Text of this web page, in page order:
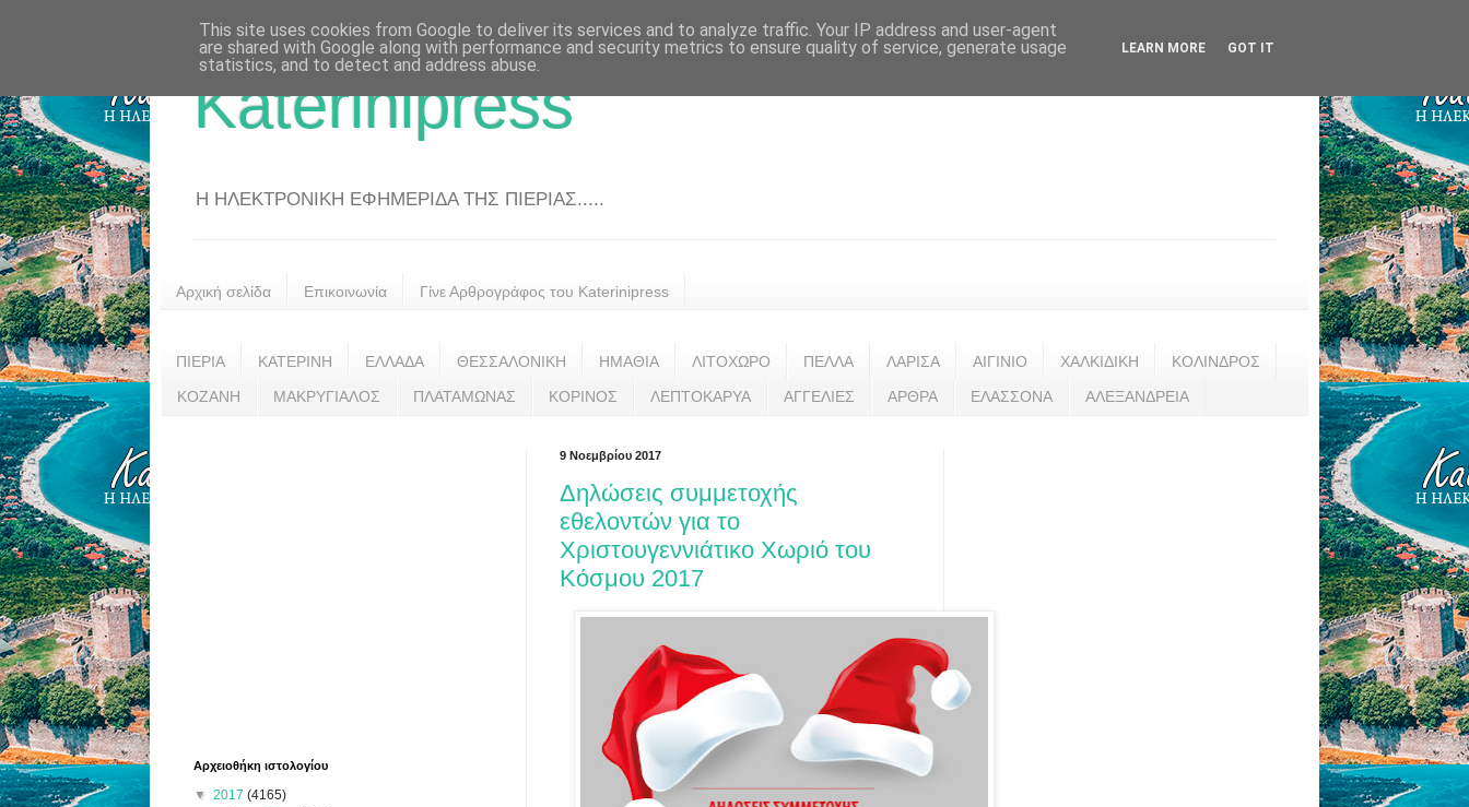
Katerinipress
Η ΗΛΕΚΤΡΟΝΙΚΗ ΕΦΗΜΕΡΙΔΑ ΤΗΣ ΠΙΕΡΙΑΣ.....
Αρχική σελίδα Επικοινωνία Γίνε Αρθρογράφος του Katerinipress
ΠΙΕΡΙΑ ΚΑΤΕΡΙΝΗ ΕΛΛΑΔΑ ΘΕΣΣΑΛΟΝΙΚΗ ΗΜΑΘΙΑ ΛΙΤΟΧΩΡΟ ΠΕΛΛΑ ΛΑΡΙΣΑ ΑΙΓΙΝΙΟ ΧΑΛΚΙΔΙΚΗ ΚΟΛΙΝΔΡΟΣ
ΚΟΖΑΝΗ ΜΑΚΡΥΓΙΑΛΟΣ ΠΛΑΤΑΜΩΝΑΣ ΚΟΡΙΝΟΣ ΛΕΠΤΟΚΑΡΥΑ ΑΓΓΕΛΙΕΣ ΑΡΘΡΑ ΕΛΑΣΣΟΝΑ ΑΛΕΞΑΝΔΡΕΙΑ
9 Νοεμβρίου 2017
Δηλώσεις συμμετοχής
εθελοντών για το
Χριστουγεννιάτικο Χωριό του
Κόσμου 2017
Αρχειοθήκη ιστολογίου
▼ 2017 (4165)
This site uses cookies from Google to deliver its services and to analyze traffic. Your IP address and user-agent
are shared with Google along with performance and security metrics to ensure quality of service, generate usage
statistics, and to detect and address abuse.
LEARN MORE GOT IT